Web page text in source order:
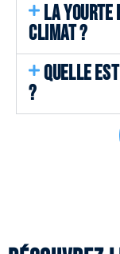
LA YOURTE
CLIMAT ?
QUELLE
?